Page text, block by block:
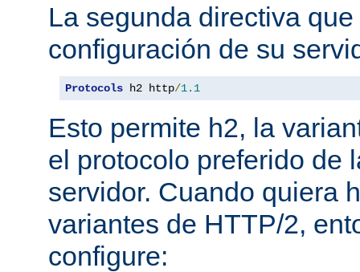
La segunda directiva
configuración de su
Protocols h2 http/1.1
Esto permite h2, la
el protocolo preferido de
servidor. Cuando quiera
variantes de HTTP/2,
configure: